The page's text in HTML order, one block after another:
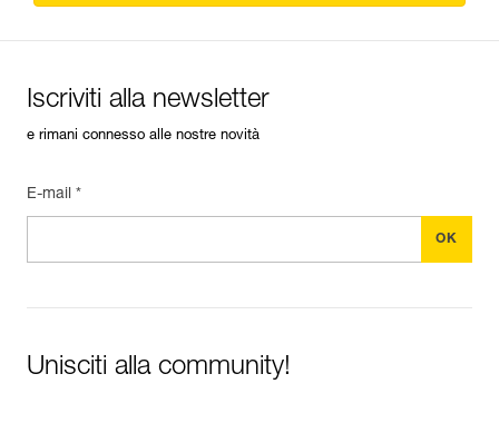
Iscriviti alla newsletter
e rimani connesso alle nostre novità
E-mail *
Unisciti alla community!